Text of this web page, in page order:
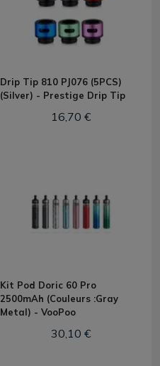
Drip Tip 810 PJ076 (5PCS)
(Silver) - Prestige Drip Tip
16,70 €
Kit Pod Doric 60 Pro
2500mAh (Couleurs :Gray
Metal) - VooPoo
30,10 €